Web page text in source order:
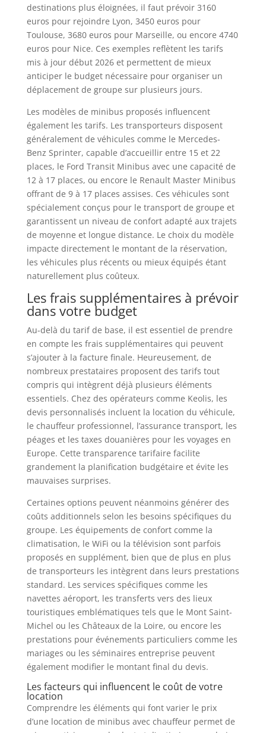
destinations plus éloignées, il faut prévoir 3160
euros pour rejoindre Lyon, 3450 euros pour
Toulouse, 3680 euros pour Marseille, ou encore 4740
euros pour Nice. Ces exemples reflètent les tarifs
mis à jour début 2026 et permettent de mieux
anticiper le budget nécessaire pour organiser un
déplacement de groupe sur plusieurs jours.
Les modèles de minibus proposés influencent
également les tarifs. Les transporteurs disposent
généralement de véhicules comme le Mercedes-
Benz Sprinter, capable d’accueillir entre 15 et 22
places, le Ford Transit Minibus avec une capacité de
12 à 17 places, ou encore le Renault Master Minibus
offrant de 9 à 17 places assises. Ces véhicules sont
spécialement conçus pour le transport de groupe et
garantissent un niveau de confort adapté aux trajets
de moyenne et longue distance. Le choix du modèle
impacte directement le montant de la réservation,
les véhicules plus récents ou mieux équipés étant
naturellement plus coûteux.
Les frais supplémentaires à prévoir
dans votre budget
Au-delà du tarif de base, il est essentiel de prendre
en compte les frais supplémentaires qui peuvent
s’ajouter à la facture finale. Heureusement, de
nombreux prestataires proposent des tarifs tout
compris qui intègrent déjà plusieurs éléments
essentiels. Chez des opérateurs comme Keolis, les
devis personnalisés incluent la location du véhicule,
le chauffeur professionnel, l’assurance transport, les
péages et les taxes douanières pour les voyages en
Europe. Cette transparence tarifaire facilite
grandement la planification budgétaire et évite les
mauvaises surprises.
Certaines options peuvent néanmoins générer des
coûts additionnels selon les besoins spécifiques du
groupe. Les équipements de confort comme la
climatisation, le WiFi ou la télévision sont parfois
proposés en supplément, bien que de plus en plus
de transporteurs les intègrent dans leurs prestations
standard. Les services spécifiques comme les
navettes aéroport, les transferts vers des lieux
touristiques emblématiques tels que le Mont Saint-
Michel ou les Châteaux de la Loire, ou encore les
prestations pour événements particuliers comme les
mariages ou les séminaires entreprise peuvent
également modifier le montant final du devis.
Les facteurs qui influencent le coût de votre
location
Comprendre les éléments qui font varier le prix
d’une location de minibus avec chauffeur permet de